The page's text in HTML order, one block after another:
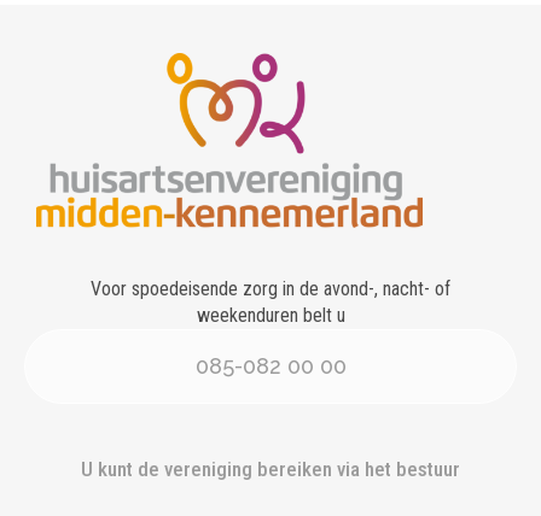
Voor spoedeisende zorg in de avond-, nacht- of
weekenduren belt u
085-082 00 00
U kunt de vereniging bereiken via het bestuur